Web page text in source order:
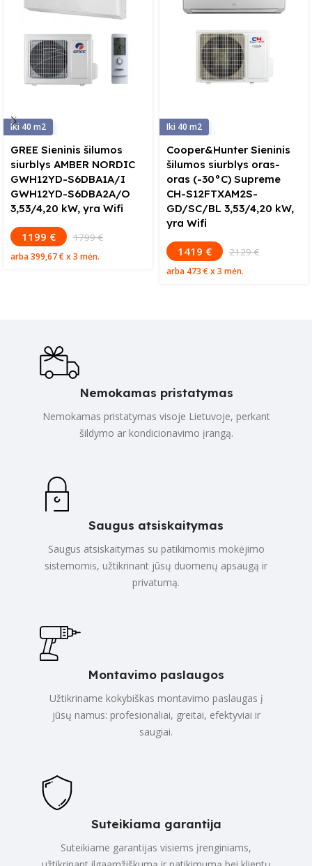
40
GREE Sieninis šilumos
siurblys AMBER NORDIC
GWH12YD-S6DBA1A/I
GWH12YD-S6DBA2A/O
3,53/4,20 kW, yra Wifi
1199 € 1799 €
arba399,67 €x 3 mėn.
40
Cooper&Hunter Sieninis
šilumos siurblys oras-
oras (-30°C) Supreme
CH-S12FTXAM2S-
GD/SC/BL 3,53/4,20 kW,
yra Wifi
1419 € 2129 €
arba 473 €x 3 mėn.
Nemokamas pristatymas
Nemokamas pristatymas visoje Lietuvoje, perkant
šildymo ar kondicionavimo įrangą.
Saugus atsiskaitymas
Saugus atsiskaitymas su patikimomis mokėjimo
sistemomis, užtikrinant jūsų duomenų apsaugą ir
privatumą.
Montavimo paslaugos
Užtikriname kokybiškas montavimo paslaugas į
jūsų namus: profesionaliai, greitai, efektyviai ir
saugiai.
Suteikiama garantija
Suteikiame garantijas visiems įrenginiams,